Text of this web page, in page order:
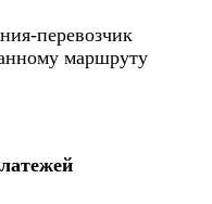
перевозчик
маршруту